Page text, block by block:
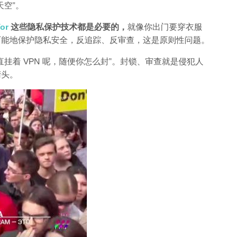
”。
这些隐私保护技术都是必要的， 就像你出门要穿衣服
地保护隐私安全，反追踪、反审查，这是原则性问题。
挂着 VPN 呢，随便你怎么封”。封锁、审查就是侵犯人
。